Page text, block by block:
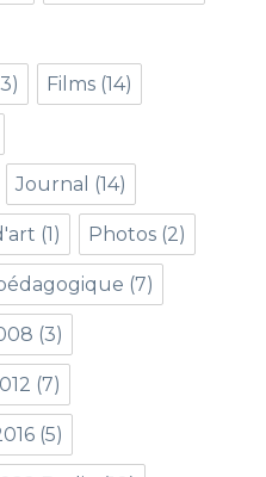
Films (14)
Journal (14)
(1) Photos (2)
(7)
(3)
(7)
(5)